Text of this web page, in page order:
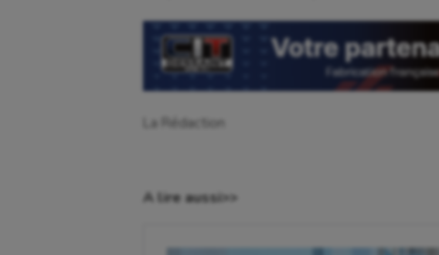
Cyclisme
Jeux
La Rédaction
A lire aussi>>